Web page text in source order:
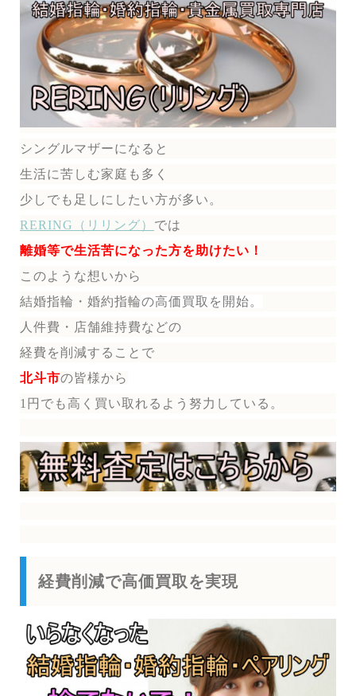
シングルマザーになると
生活に苦しむ家庭も多く
少しでも足しにしたい方が多い。
RERING（リリング） では
離婚等で生活苦になった方を助けたい！
このような想いから
結婚指輪・婚約指輪の高価買取を開始。
人件費・店舗維持費などの
経費を削減することで
北斗市の皆様から
1円でも高く買い取れるよう努力している。
経費削減で高価買取を実現